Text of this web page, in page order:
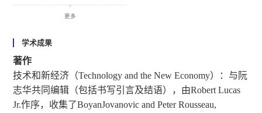
其他职务
2022.12-，中华全国工商联合会第十三届副主席。
2021.6-，中国投资有限责任公司独立董事。
2020.5-
2024.9，中国神华能源股份有限公司独立董事。
更多
学术成果
著作
技术和新经济（Technology and the New Economy）：与阮
志华共同编辑（包括书写引言及结语），由Robert Lucas
Jr.作序，收集了BoyanJovanovic and Peter Rousseau,